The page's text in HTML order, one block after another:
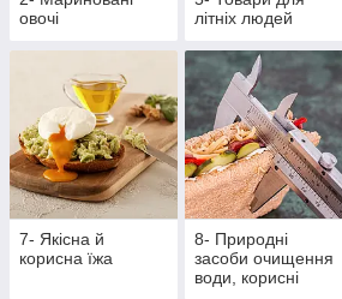
овочі
літніх людей
7- Якісна й
корисна їжа
8- Природні
засоби очищення
води, корисні